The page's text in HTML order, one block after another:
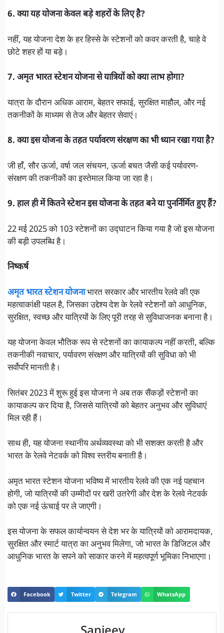
6. क्या यह योजना केवल बड़े शहरों के लिए है?
नहीं, यह योजना देश के हर हिस्से के स्टेशनों को कवर करती है, चाहे वे
छोटे शहर हों या बड़े।
7. अमृत भारत स्टेशन योजना से यात्रियों को क्या लाभ होगा?
यात्रा के दौरान अधिक आराम, बेहतर सफाई, सुरक्षित माहौल, और नई
तकनीकों के माध्यम से तेज और बेहतर सेवाएं।
8. क्या इस योजना के तहत पर्यावरण संरक्षण का भी ध्यान रखा गया है?
जी हाँ, सौर ऊर्जा, वर्षा जल संचयन, ऊर्जा बचत जैसी कई पर्यावरण-
संरक्षण की तकनीकों का इस्तेमाल किया जा रहा है।
9. हाल ही में कितने स्टेशन इस योजना के तहत बने या पुनर्निर्मित हुए हैं?
22 मई 2025 को 103 स्टेशनों का उद्घाटन किया गया है जो इस योजना
की बड़ी उपलब्धि है।
निष्कर्ष
अमृत भारत स्टेशन योजनाभारत सरकार और भारतीय रेलवे की एक
महत्वाकांक्षी पहल है, जिसका उद्देश्य देश के रेलवे स्टेशनों को आधुनिक,
सुरक्षित, स्वच्छ और यात्रियों के लिए पूरी तरह से सुविधाजनक बनाना है।
यह योजना केवल भौतिक रूप से स्टेशनों का कायाकल्प नहीं करती, बल्कि
तकनीकी नवाचार, पर्यावरण संरक्षण और यात्रियों की सुविधा को भी
सर्वोपरि मानती है।
सितंबर 2023 में शुरू हुई इस योजना ने अब तक सैंकड़ों स्टेशनों का
कायाकल्प कर दिया है, जिससे यात्रियों को बेहतर अनुभव और सुविधाएं
मिल रही हैं।
साथ ही, यह योजना स्थानीय अर्थव्यवस्था को भी सशक्त करती है और
भारत के रेलवे नेटवर्क को विश्व स्तरीय बनाती है।
अमृत भारत स्टेशन योजना भविष्य में भारतीय रेलवे की एक नई पहचान
होगी, जो यात्रियों की उम्मीदों पर खरी उतरेगी और देश के रेलवे नेटवर्क
को एक नई ऊंचाई पर ले जाएगी।
इस योजना के सफल कार्यान्वयन से देश भर के यात्रियों को आरामदायक,
सुरक्षित और स्मार्ट यात्रा का अनुभव मिलेगा, जो भारत के डिजिटल और
आधुनिक भारत के सपने को साकार करने में महत्वपूर्ण भूमिका निभाएगा।
Facebook Twitter Telegram WhatsApp